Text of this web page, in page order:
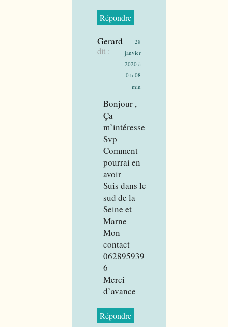
Répondre
Gerard
dit :
28
janvier
2020 à
0 h 08
min
Bonjour ,
Ça
m’intéresse
Svp
Comment
pourrai en
avoir
Suis dans le
sud de la
Seine et
Marne
Mon
contact
062895939
6
Merci
d’avance
Répondre